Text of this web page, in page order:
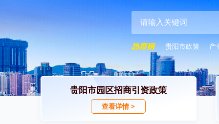
贵阳市政策 产
贵阳市园区招商引资政策
查看详情 >